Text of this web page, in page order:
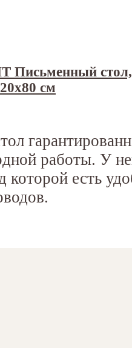
стол,
см
работы. У
которой есть